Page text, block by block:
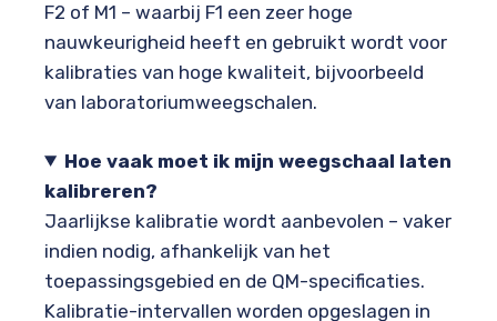
F2 of M1 – waarbij F1 een zeer hoge
nauwkeurigheid heeft en gebruikt wordt voor
kalibraties van hoge kwaliteit, bijvoorbeeld
van laboratoriumweegschalen.
Hoe vaak moet ik mijn weegschaal laten
kalibreren?
Jaarlijkse kalibratie wordt aanbevolen – vaker
indien nodig, afhankelijk van het
toepassingsgebied en de QM-specificaties.
Kalibratie-intervallen worden opgeslagen in